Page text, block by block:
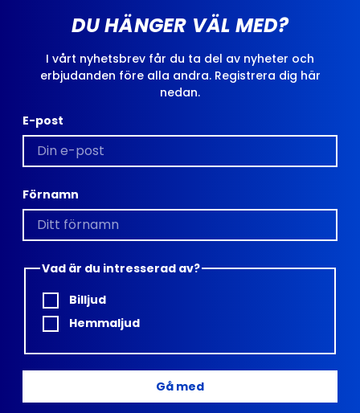
DU HÄNGER VÄL MED?
I vårt nyhetsbrev får du ta del av nyheter och
erbjudanden före alla andra. Registrera dig här
nedan.
E-post
Förnamn
Vad är du intresserad av?
Billjud
Hemmaljud
Gå med